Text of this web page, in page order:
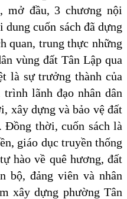
mở đầu, 3 chương nội
cuốn sách đã dựng
quan, trung thực những
vùng đất Tân Lập qua
là sự trưởng thành của
lãnh đạo nhân dân
xây dựng và bảo vệ đất
Đồng thời, cuốn sách là
giáo dục truyền thống
hào về quê hương, đất
bộ, đảng viên và nhân
xây dựng phường Tân